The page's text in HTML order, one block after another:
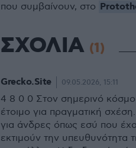
που συμβαίνουν, στο
ΣΧΟΛΙΑ (1)
Grecko.Site 09.05.2026, 15:11
4 8 0 0 Στον σημερινό κόσμο
έτοιμο για πραγματική
για άνδρες όπως εσύ που
εκτιμούν την υπευθυνότητα